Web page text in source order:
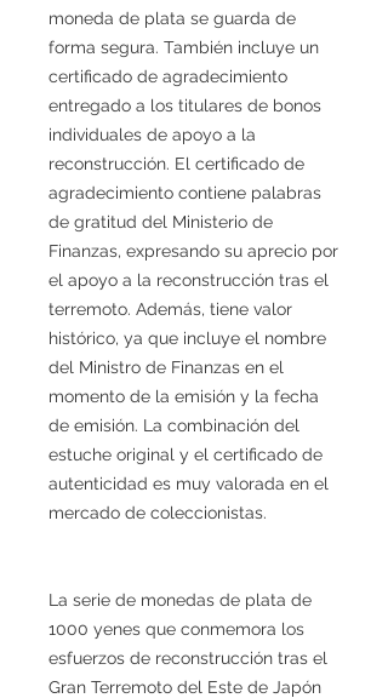
moneda de plata se guarda de
forma segura. También incluye un
certificado de agradecimiento
entregado a los titulares de bonos
individuales de apoyo a la
reconstrucción. El certificado de
agradecimiento contiene palabras
de gratitud del Ministerio de
Finanzas, expresando su aprecio por
el apoyo a la reconstrucción tras el
terremoto. Además, tiene valor
histórico, ya que incluye el nombre
del Ministro de Finanzas en el
momento de la emisión y la fecha
de emisión. La combinación del
estuche original y el certificado de
autenticidad es muy valorada en el
mercado de coleccionistas.
La serie de monedas de plata de
1000 yenes que conmemora los
esfuerzos de reconstrucción tras el
Gran Terremoto del Este de Japón